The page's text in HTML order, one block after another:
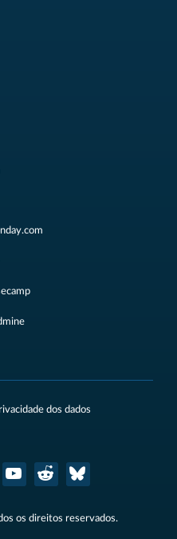
dos dados
os direitos reservados.